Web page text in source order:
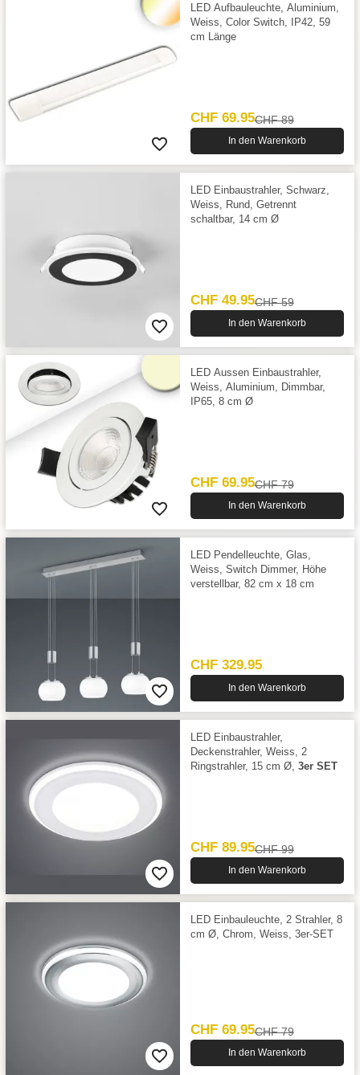
LED Aufbauleuchte, Aluminium,
Weiss, Color Switch, IP42, 59
cm Länge
CHF 69.95CHF 89
In den Warenkorb
LED Einbaustrahler, Schwarz,
Weiss, Rund, Getrennt
schaltbar, 14 cm Ø
CHF 49.95CHF 59
In den Warenkorb
LED Aussen Einbaustrahler,
Weiss, Aluminium, Dimmbar,
IP65, 8 cm Ø
CHF 69.95CHF 79
In den Warenkorb
LED Pendelleuchte, Glas,
Weiss, Switch Dimmer, Höhe
verstellbar, 82 cm x 18 cm
CHF 329.95
In den Warenkorb
LED Einbaustrahler,
Deckenstrahler, Weiss, 2
Ringstrahler, 15 cm Ø, 3er SET
CHF 89.95CHF 99
In den Warenkorb
LED Einbauleuchte, 2 Strahler, 8
cm Ø, Chrom, Weiss, 3er-SET
CHF 69.95CHF 79
In den Warenkorb